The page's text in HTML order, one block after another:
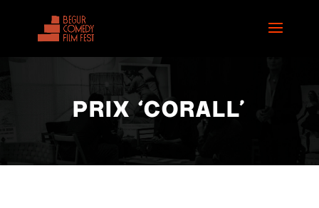
PRIX ‘CORALL’